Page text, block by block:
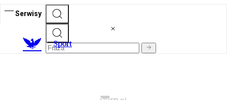
Serwisy
Sport